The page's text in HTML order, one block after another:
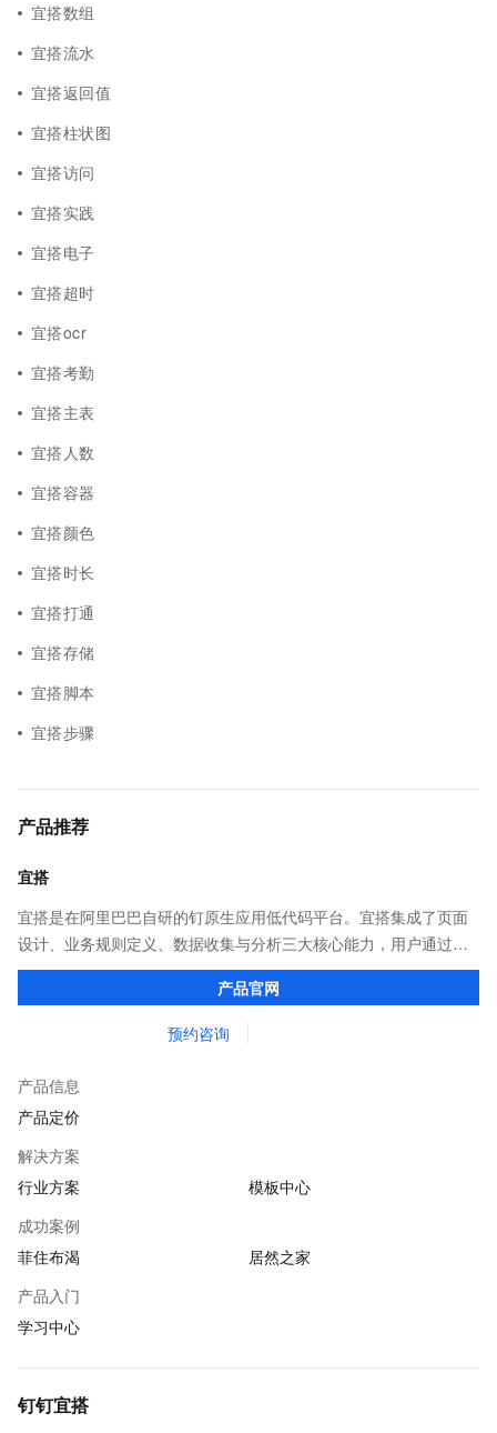
宜搭数组
宜搭流水
宜搭返回值
宜搭柱状图
宜搭访问
宜搭实践
宜搭电子
宜搭超时
宜搭ocr
宜搭考勤
宜搭主表
宜搭人数
宜搭容器
宜搭颜色
宜搭时长
宜搭打通
宜搭存储
宜搭脚本
宜搭步骤
产品推荐
宜搭
宜搭是在阿里巴巴自研的钉原生应用低代码平台。宜搭集成了页面
设计、业务规则定义、数据收集与分析三大核心能力，用户通过简
单的拖拽、配置，即可完成业务应用的搭建，让企业、政府、教育
产品官网
预约咨询
产品信息
产品定价
解决方案
行业方案
模板中心
成功案例
菲住布渴
居然之家
产品入门
学习中心
钉钉宜搭